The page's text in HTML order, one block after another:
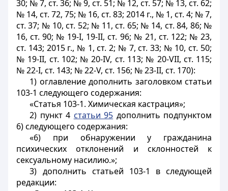
30; № 7, ст. 36; № 9, ст. 51; № 12, ст. 57; № 13, ст. 62;
№ 14, ст. 72, 75; № 16, ст. 83; 2014 г., № 1, ст. 4; № 7,
ст. 37; № 10, ст. 52; № 11, ст. 65; № 14, ст. 84, 86; №
16, ст. 90; № 19-I, 19-II, ст. 96; № 21, ст. 122; № 23,
ст. 143; 2015 г., № 1, ст. 2; № 7, ст. 33; № 10, ст. 50;
№ 19-II, ст. 102; № 20-IV, ст. 113; № 20-VII, ст. 115;
№ 22-I, ст. 143; № 22-V, ст. 156; № 23-II, ст. 170):
1) оглавление дополнить заголовком статьи
103-1 следующего содержания:
«Статья 103-1. Химическая кастрация»;
2) пункт 4 статьи 95 дополнить подпунктом
6) следующего содержания:
«6) при обнаружении у гражданина
психических отклонений и склонностей к
сексуальному насилию.»;
3) дополнить статьей 103-1 в следующей
редакции: